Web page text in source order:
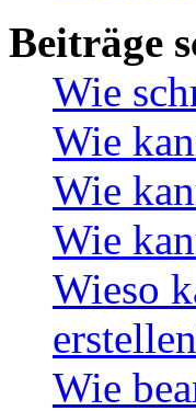
Beiträge
Wie
Wie
Wie
Wie
Wieso
Wie